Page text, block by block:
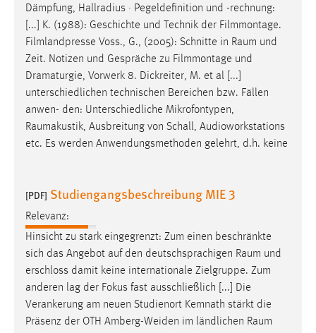
Dämpfung, Hallradius · Pegeldefinition und -rechnung:
[...] K. (1988): Geschichte und Technik der Filmmontage.
Filmlandpresse Voss., G., (2005): Schnitte in Raum und
Zeit. Notizen und Gespräche zu Filmmontage und
Dramaturgie, Vorwerk 8. Dickreiter, M. et al [...]
unterschiedlichen technischen Bereichen bzw. Fällen
anwen- den: Unterschiedliche Mikrofontypen,
Raumakustik, Ausbreitung von Schall, Audioworkstations
etc. Es werden Anwendungsmethoden gelehrt, d.h. keine
[PDF] Studiengangsbeschreibung MIE 3
Relevanz:
Hinsicht zu stark eingegrenzt: Zum einen beschränkte
sich das Angebot auf den deutschsprachigen Raum und
erschloss damit keine internationale Zielgruppe. Zum
anderen lag der Fokus fast ausschließlich [...] Die
Verankerung am neuen Studienort Kemnath stärkt die
Präsenz der OTH Amberg-Weiden im ländlichen Raum